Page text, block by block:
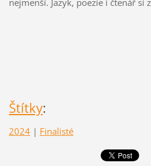
Štítky:
2024 | Finalisté